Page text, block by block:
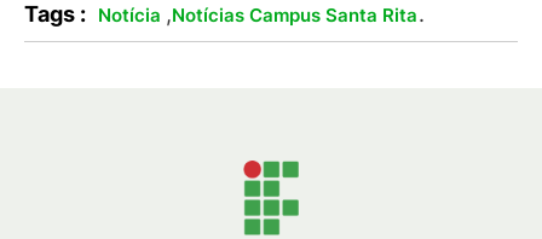
Tags : Notícia ,Notícias Campus Santa Rita.